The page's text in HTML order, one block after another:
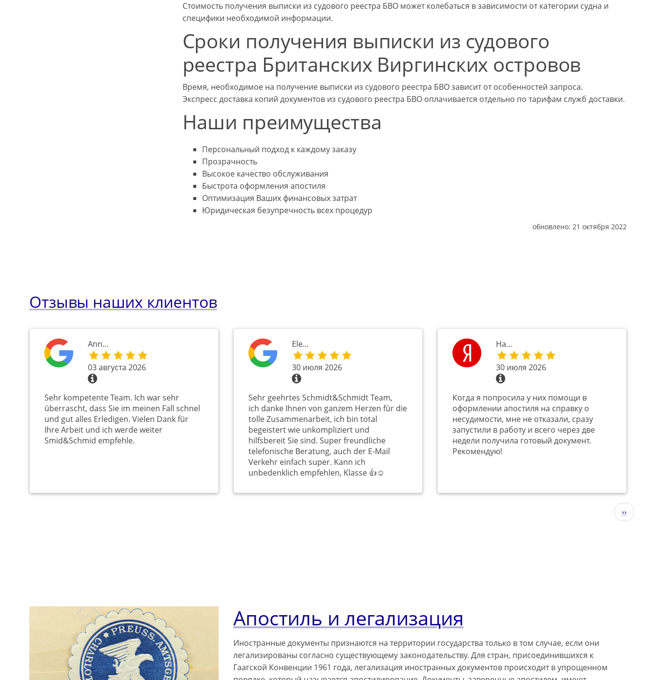
Стоимость получения выписки из судового реестра БВО может колебаться в зависимости от категории судна и
специфики необходимой информации.
Сроки получения выписки из судового
реестра Британских Виргинских островов
Время, необходимое на получение выписки из судового реестра БВО зависит от особенностей запроса.
Экспресс доставка копий документов из судового реестра БВО оплачивается отдельно по тарифам служб доставки.
Наши преимущества
Персональный подход к каждому заказу
Прозрачность
Высокое качество обслуживания
Быстрота оформления апостиля
Оптимизация Ваших финансовых затрат
Юридическая безупречность всех процедур
обновлено: 21 октября 2022
Отзывы наших клиентов
Ann…
03 августа 2026
Sehr kompetente Team. Ich war sehr
überrascht, dass Sie im meinen Fall schnel
und gut alles Erledigen. Vielen Dank für
Ihre Arbeit und ich werde weiter
Smid&Schmid empfehle.
Ele…
30 июля 2026
Sehr geehrtes Schmidt&Schmidt Team,
ich danke Ihnen von ganzem Herzen für die
tolle Zusammenarbeit, ich bin total
begeistert wie unkompliziert und
hilfsbereit Sie sind. Super freundliche
telefonische Beratung, auch der E-Mail
Verkehr einfach super. Kann ich
unbedenklich empfehlen, Klasse 👍☺️
На…
30 июля 2026
Когда я попросила у них помощи в
оформлении апостиля на справку о
несудимости, мне не отказали, сразу
запустили в работу и всего через две
недели получила готовый документ.
Рекомендую!
››
Апостиль и легализация
Иностранные документы признаются на территории государства только в том случае, если они
легализированы согласно существующему законодательству. Для стран, присоединившихся к
Гаагской Конвенции 1961 года, легализация иностранных документов происходит в упрощенном